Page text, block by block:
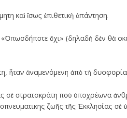
καὶ ἴσως ἐπιθετικὴ ἀπάντηση.
ὄχι» (δηλαδὴ δὲν θὰ
ἦταν ἀναμενόμενη ἀπὸ τὴ
σὲ στρατοκράτη ποὺ ὑποχρέωνα
ζωῆς τῆς Ἐκκλησίας